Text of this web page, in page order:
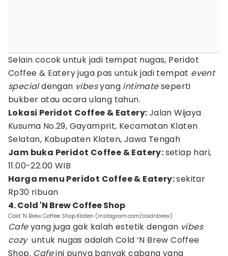
Selain cocok untuk jadi tempat nugas, Peridot
Coffee & Eatery juga pas untuk jadi tempat event
specialdengan vibesyang intimateseperti
bukber atau acara ulang tahun.
Lokasi Peridot Coffee & Eatery:Jalan Wijaya
Kusuma No.29, Gayamprit, Kecamatan Klaten
Selatan, Kabupaten Klaten, Jawa Tengah
Jam buka Peridot Coffee & Eatery:setiap hari,
11.00-22.00 WIB
Harga menu Peridot Coffee & Eatery:sekitar
Rp30 ribuan
4. Cold 'N Brew Coffee Shop
Cold ‘N Brew Coffee Shop Klaten (instagram.com/coldnbrew)
Cafeyang juga gak kalah estetik dengan vibes
cozyuntuk nugas adalah Cold ‘N Brew Coffee
Shop. Cafeini punya banyak cabang yang